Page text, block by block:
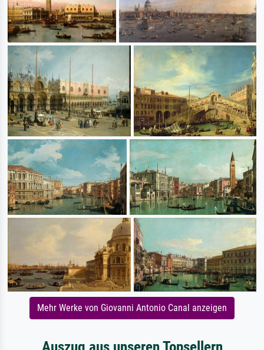
Mehr Werke von Giovanni Antonio Canal anzeigen